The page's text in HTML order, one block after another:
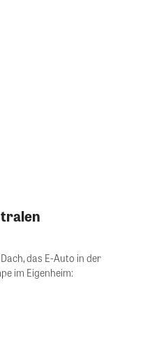
das E-Auto in der
im Eigenheim: